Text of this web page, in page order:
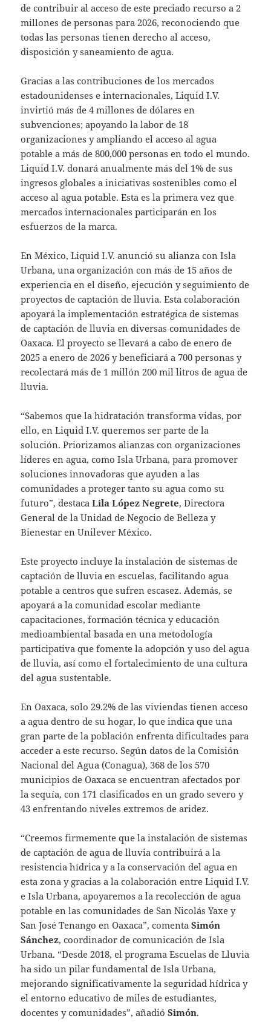
de contribuir al acceso de este preciado recurso a 2
millones de personas para 2026, reconociendo que
todas las personas tienen derecho al acceso,
disposición y saneamiento de agua.
Gracias a las contribuciones de los mercados
estadounidenses e internacionales, Liquid I.V.
invirtió más de 4 millones de dólares en
subvenciones; apoyando la labor de 18
organizaciones y ampliando el acceso al agua
potable a más de 800,000 personas en todo el mundo.
Liquid I.V. donará anualmente más del 1% de sus
ingresos globales a iniciativas sostenibles como el
acceso al agua potable. Esta es la primera vez que
mercados internacionales participarán en los
esfuerzos de la marca.
En México, Liquid I.V. anunció su alianza con Isla
Urbana, una organización con más de 15 años de
experiencia en el diseño, ejecución y seguimiento de
proyectos de captación de lluvia. Esta colaboración
apoyará la implementación estratégica de sistemas
de captación de lluvia en diversas comunidades de
Oaxaca. El proyecto se llevará a cabo de enero de
2025 a enero de 2026 y beneficiará a 700 personas y
recolectará más de 1 millón 200 mil litros de agua de
lluvia.
“Sabemos que la hidratación transforma vidas, por
ello, en Liquid I.V. queremos ser parte de la
solución. Priorizamos alianzas con organizaciones
líderes en agua, como Isla Urbana, para promover
soluciones innovadoras que ayuden a las
comunidades a proteger tanto su agua como su
futuro”, destacaLila López Negrete, Directora
General de la Unidad de Negocio de Belleza y
Bienestar en Unilever México.
Este proyecto incluye la instalación de sistemas de
captación de lluvia en escuelas, facilitando agua
potable a centros que sufren escasez. Además, se
apoyará a la comunidad escolar mediante
capacitaciones, formación técnica y educación
medioambiental basada en una metodología
participativa que fomente la adopción y uso del agua
de lluvia, así como el fortalecimiento de una cultura
del agua sustentable.
En Oaxaca, solo 29.2% de las viviendas tienen acceso
a agua dentro de su hogar, lo que indica que una
gran parte de la población enfrenta dificultades para
acceder a este recurso. Según datos de la Comisión
Nacional del Agua (Conagua), 368 de los 570
municipios de Oaxaca se encuentran afectados por
la sequía, con 171 clasificados en un grado severo y
43 enfrentando niveles extremos de aridez.
“Creemos firmemente que la instalación de sistemas
de captación de agua de lluvia contribuirá a la
resistencia hídrica y a la conservación del agua en
esta zona y gracias a la colaboración entre Liquid I.V.
e Isla Urbana, apoyaremos a la recolección de agua
potable en las comunidades de San Nicolás Yaxe y
San José Tenango en Oaxaca”, comentaSimón
Sánchez, coordinador de comunicación de Isla
Urbana. “Desde 2018, el programa Escuelas de Lluvia
ha sido un pilar fundamental de Isla Urbana,
mejorando significativamente la seguridad hídrica y
el entorno educativo de miles de estudiantes,
docentes y comunidades”, añadióSimón.